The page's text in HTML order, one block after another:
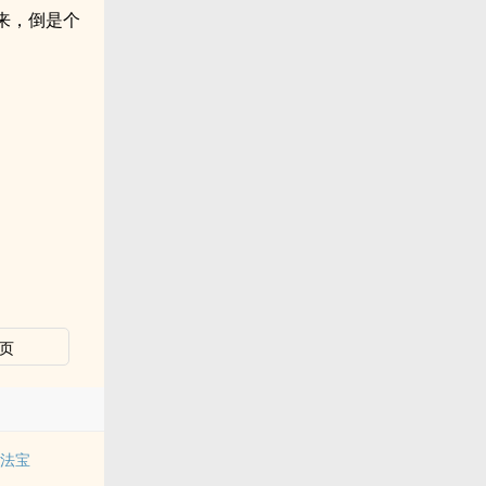
，倒是个
宝